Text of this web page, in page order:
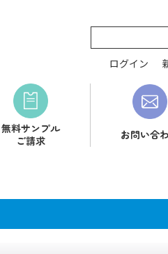
ログイン
無料サンプル
ご請求
お問い合